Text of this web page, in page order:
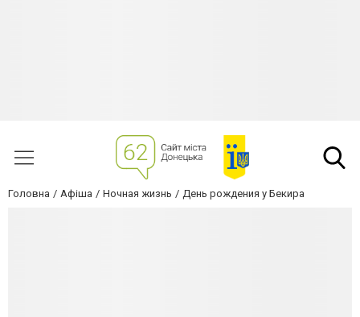
Головна Афіша Ночная жизнь День рождения у Бекира